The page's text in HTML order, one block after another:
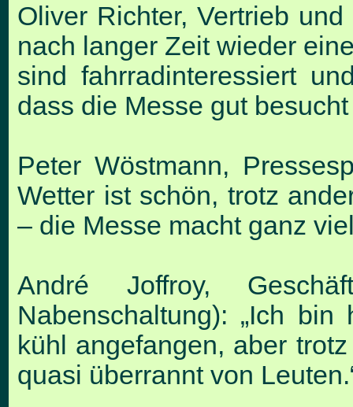
Oliver Richter, Vertrieb
nach langer Zeit wieder
sind fahrradinteressiert
dass die Messe gut besucht
Peter Wöstmann,
Wetter ist schön, trotz
– die Messe macht ganz
André Joffroy,
Nabenschaltung): „Ich
kühl angefangen, aber
quasi überrannt von